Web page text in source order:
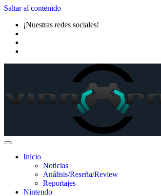
Saltar al contenido
¡Nuestras redes sociales!
Inicio
Noticias
Análisis/Reseña/Review
Reportajes
Nintendo